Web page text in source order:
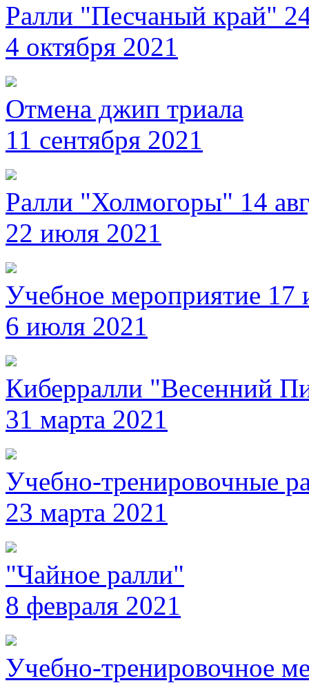
Ралли "Песчаный край"
4 октября 2021
Отмена джип триала
11 сентября 2021
Ралли "Холмогоры" 14
22 июля 2021
Учебное мероприятие 17
6 июля 2021
Киберралли "Весенний
31 марта 2021
Учебно-тренировочные
23 марта 2021
"Чайное ралли"
8 февраля 2021
Учебно-тренировочное